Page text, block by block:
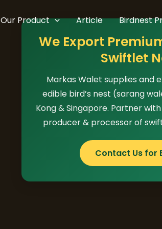
Our Product Article Birdnest
We Export
Swiftlet
Markas Walet supplies and
edible bird’s nest (sarang
Kong & Singapore. Partner
producer & processor of
Contact Us for